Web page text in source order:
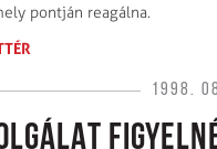
pontján reagálna.
1998.